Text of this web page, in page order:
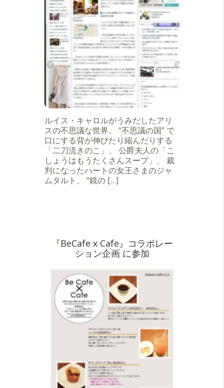
ルイス・キャロルがうみだしたアリ
スの不思議な世界。 “不思議の国” で
口にする背が伸びたり縮んだりする
「二刀流きのこ」、 公爵夫人の「こ
しょうはもうたくさんスープ」、 裁
判になったハートの女王さまのジャ
ムタルト、 “鏡の […]
『BeCafe x Cafe』コラボレー
ション企画 に参加